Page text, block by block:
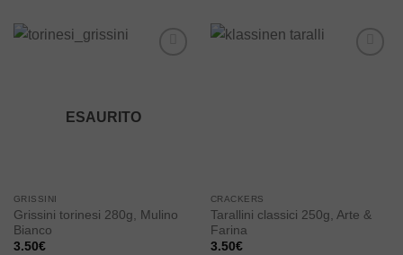
ESAURITO
GRISSINI
Grissini torinesi 280g, Mulino
Bianco
3.50€
CRACKERS
Tarallini classici 250g, Arte &
Farina
3.50€